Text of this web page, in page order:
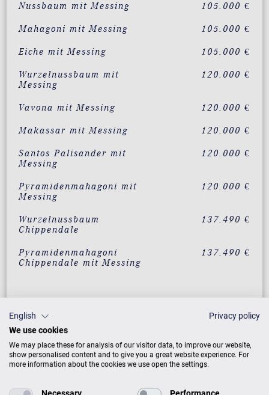
Nussbaum mit Messing 105.000 €
Mahagoni mit Messing 105.000 €
Eiche mit Messing 105.000 €
Wurzelnussbaum mit
Messing
120.000 €
Vavona mit Messing 120.000 €
Makassar mit Messing 120.000 €
Santos Palisander mit
Messing
120.000 €
Pyramidenmahagoni mit
Messing
120.000 €
Wurzelnussbaum
Chippendale
137.490 €
Pyramidenmahagoni
Chippendale mit Messing
137.490 €
CONCERT L-167
PREISLISTE HERUNTERLADEN
English
Privacy policy
We use cookies
We may place these for analysis of our visitor data, to improve our website,
show personalised content and to give you a great website experience. For
more information about the cookies we use open the settings.